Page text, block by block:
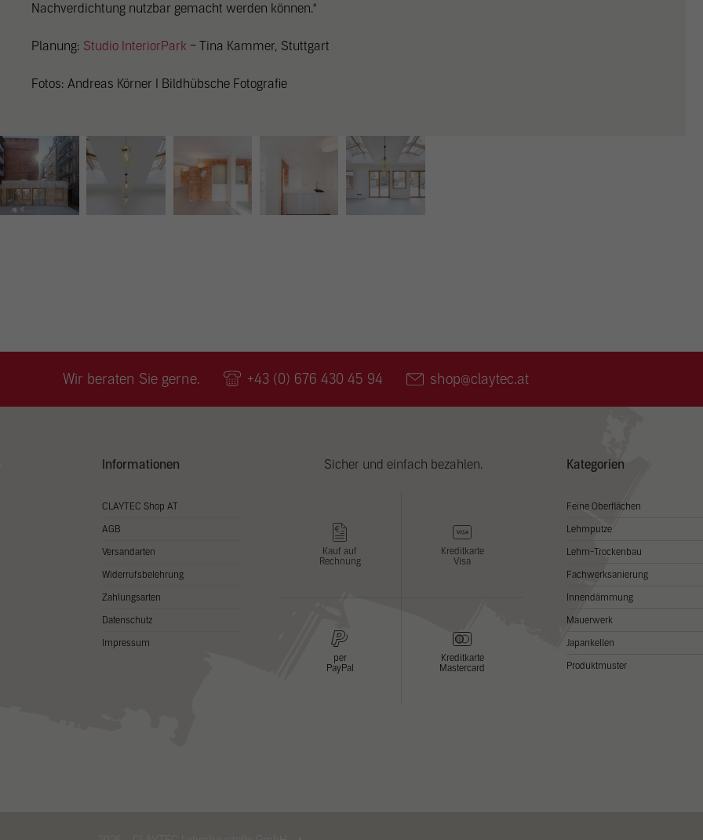
Nachverdichtung nutzbar gemacht werden können.“
Planung: Studio InteriorPark – Tina Kammer, Stuttgart
Fotos: Andreas Körner I Bildhübsche Fotografie
Wir beraten Sie gerne. +43 (0) 676 430 45 94 shop@claytec.at
Informationen
CLAYTEC Shop AT
AGB
Versandarten
Widerrufsbelehrung
Zahlungsarten
Datenschutz
Impressum
Sicher und einfach bezahlen.
Kauf auf
Rechnung
Kreditkarte
Visa
per
PayPal
Kreditkarte
Mastercard
Kategorien
Feine Oberflächen
Lehmputze
Lehm-Trockenbau
Fachwerksanierung
Innendämmung
Mauerwerk
Japankellen
Produktmuster
Externe Medien (2)
Inhalte von Videoplattformen und Social Media Plattformen werden standardmäßig
Wenn Cookies von externen Medien akzeptiert werden, bedarf der Zugriff auf diese Inhalte
keiner manuellen Zustimmung mehr.